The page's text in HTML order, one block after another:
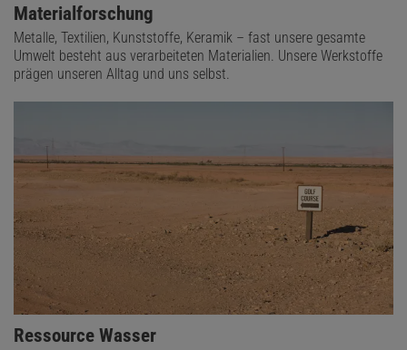
Materialforschung
Metalle, Textilien, Kunststoffe, Keramik – fast unsere gesamte
Umwelt besteht aus verarbeiteten Materialien. Unsere Werkstoffe
prägen unseren Alltag und uns selbst.
Ressource Wasser